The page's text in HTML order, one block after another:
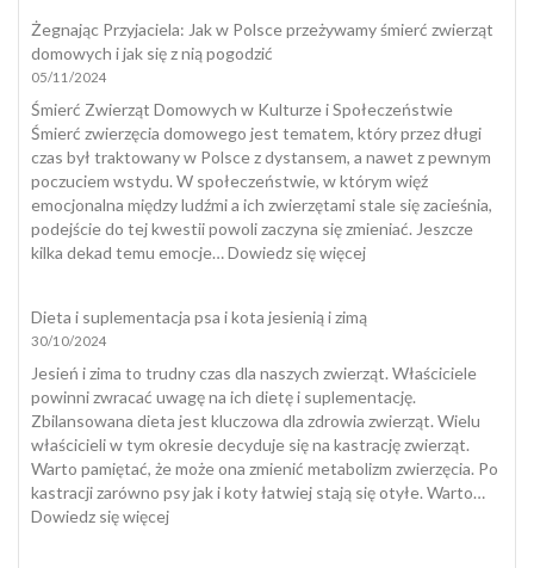
Żegnając Przyjaciela: Jak w Polsce przeżywamy śmierć zwierząt
domowych i jak się z nią pogodzić
05/11/2024
Śmierć Zwierząt Domowych w Kulturze i Społeczeństwie
Śmierć zwierzęcia domowego jest tematem, który przez długi
czas był traktowany w Polsce z dystansem, a nawet z pewnym
poczuciem wstydu. W społeczeństwie, w którym więź
emocjonalna między ludźmi a ich zwierzętami stale się zacieśnia,
podejście do tej kwestii powoli zaczyna się zmieniać. Jeszcze
kilka dekad temu emocje…Dowiedz się więcej:
Jak
Polsce
przeżywamy
śmierć
zwierząt
domowych
i
Dieta i suplementacja psa i kota jesienią i zimą
30/10/2024
Jesień i zima to trudny czas dla naszych zwierząt. Właściciele
powinni zwracać uwagę na ich dietę i suplementację.
Zbilansowana dieta jest kluczowa dla zdrowia zwierząt. Wielu
właścicieli w tym okresie decyduje się na kastrację zwierząt.
Warto pamiętać, że może ona zmienić metabolizm zwierzęcia. Po
kastracji zarówno psy jak i koty łatwiej stają się otyłe. Warto…
Dowiedz się więcej: